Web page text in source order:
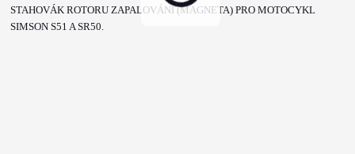
STAHOVÁK ROTORU ZAPALOVÁNÍ (MAGNETA) PRO MOTOCYKL
SIMSON S51 A SR50.